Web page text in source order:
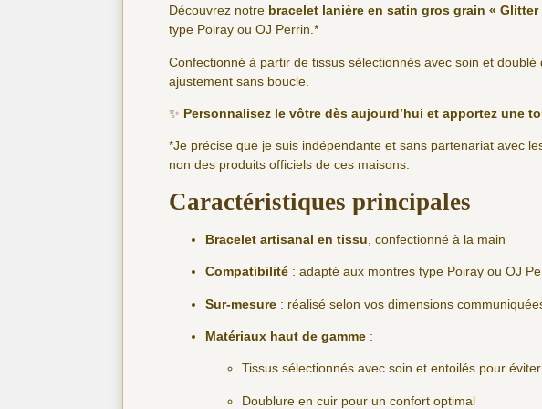
Découvrez notre bracelet lanière en satin gros grain « Glitter
type Poiray ou OJ Perrin.*
Confectionné à partir de tissus sélectionnés avec soin et
ajustement sans boucle.
✨ Personnalisez le vôtre dès aujourd’hui et apportez une
*Je précise que je suis indépendante et sans partenariat avec
non des produits officiels de ces maisons.
Caractéristiques principales
Bracelet artisanal en tissu , confectionné à la main
Compatibilité : adapté aux montres type Poiray ou OJ
Sur-mesure : réalisé selon vos dimensions
Matériaux haut de gamme :
Tissus sélectionnés avec soin et entoilés pour
Doublure en cuir pour un confort optimal